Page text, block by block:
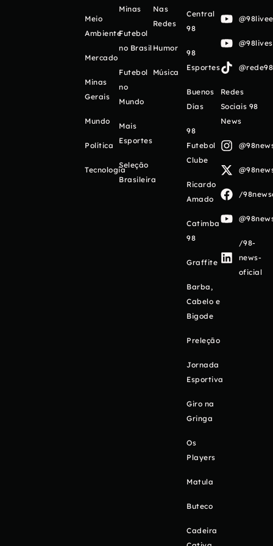
Meio
Ambiente
Mercado
Minas
Gerais
Mundo
Política
Tecnologia
Minas
Futebol
no Brasil
Futebol
no
Mundo
Mais
Esportes
Seleção
Brasileira
Nas
Redes
Humor
Música
Central
98
98
Esportes
Buenos
Días
98
Futebol
Clube
Ricardo
Amado
Catimba
98
Graffite
Barba,
Cabelo e
Bigode
Preleção
Jornada
Esportiva
Giro na
Gringa
Os
Players
Matula
Buteco
Cadeira
Redes
Sociais 98
News
/
/98-
news-
oficial